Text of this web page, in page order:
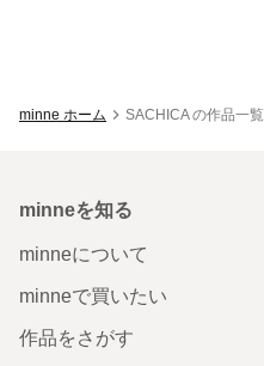
minne ホーム SACHICA の作品一覧
minneを知る
minneについて
minneで買いたい
作品をさがす